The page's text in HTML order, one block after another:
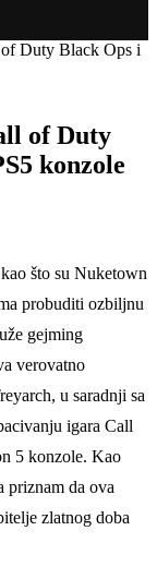
Duty Black Ops i
of Duty
konzole
što su Nuketown
probuditi ozbiljnu
gejming
verovatno
u saradnji sa
igara Call
5 konzole. Kao
priznam da ova
zlatnog doba